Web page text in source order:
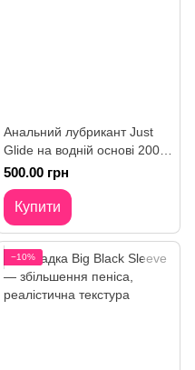
Анальний лубрикант Just
Glide на водній основі 200
ml
500.00 грн
Купити
−10%